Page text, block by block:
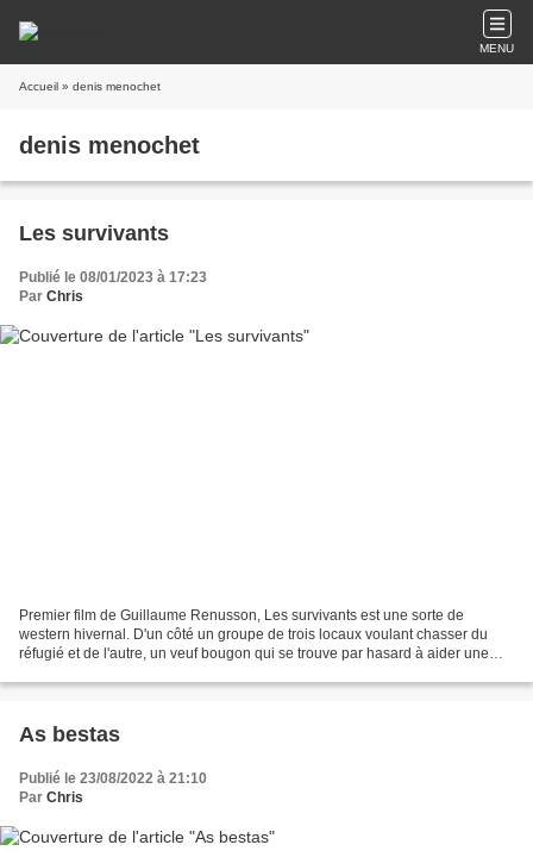
MENU
Accueil » denis menochet
denis menochet
Les survivants
Publié le 08/01/2023 à 17:23
Par Chris
Premier film de Guillaume Renusson, Les survivants est une sorte de
western hivernal. D'un côté un groupe de trois locaux voulant chasser du
réfugié et de l'autre, un veuf bougon qui se trouve par hasard à aider une
As bestas
Publié le 23/08/2022 à 21:10
Par Chris